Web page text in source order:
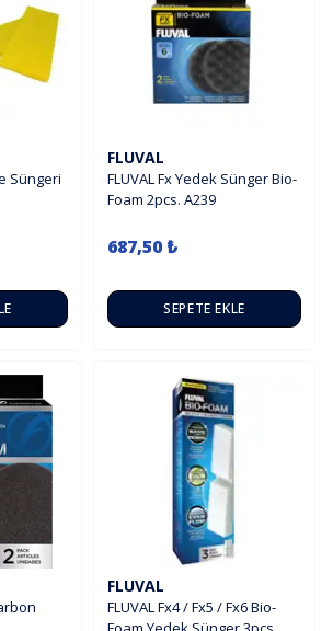
Süngeri
FLUVAL
FLUVAL Fx Yedek Sünger Bio-
Foam 2pcs. A239
687,50 ₺
SEPETE EKLE
FLUVAL
FLUVAL Fx4 / Fx5 / Fx6 Bio-